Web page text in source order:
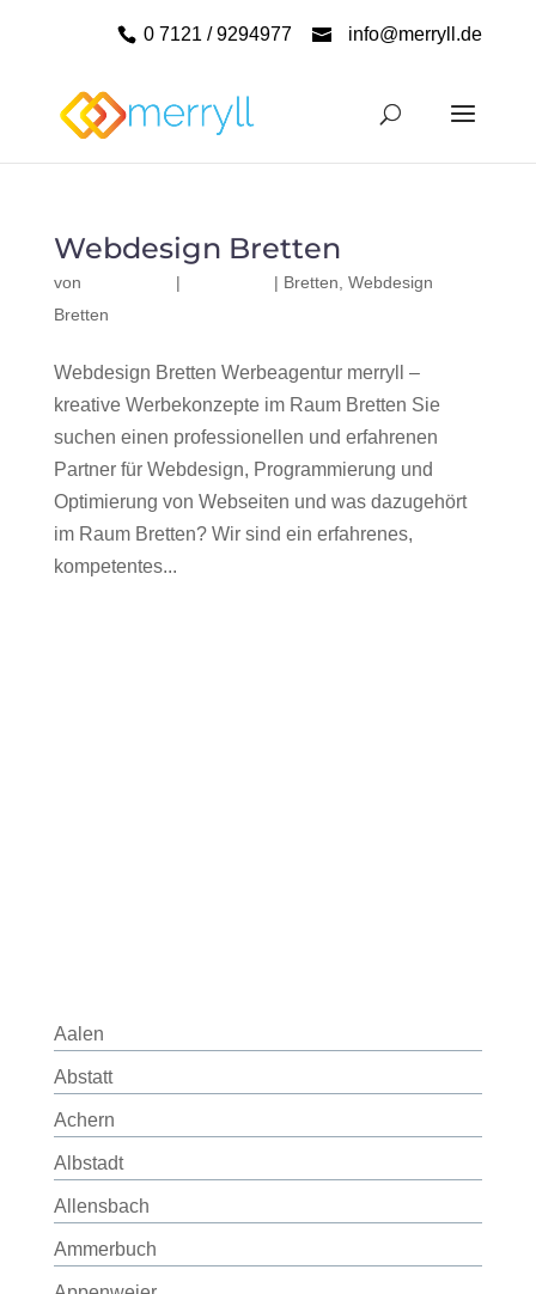
0 7121 / 9294977 info@merryll.de
Webdesign Bretten
von | | Bretten Webdesign
Bretten
Webdesign Bretten Werbeagentur merryll –
kreative Werbekonzepte im Raum Bretten Sie
suchen einen professionellen und erfahrenen
Partner für Webdesign, Programmierung und
Optimierung von Webseiten und was dazugehört
im Raum Bretten? Wir sind ein erfahrenes,
kompetentes...
Aalen
Abstatt
Achern
Albstadt
Allensbach
Ammerbuch